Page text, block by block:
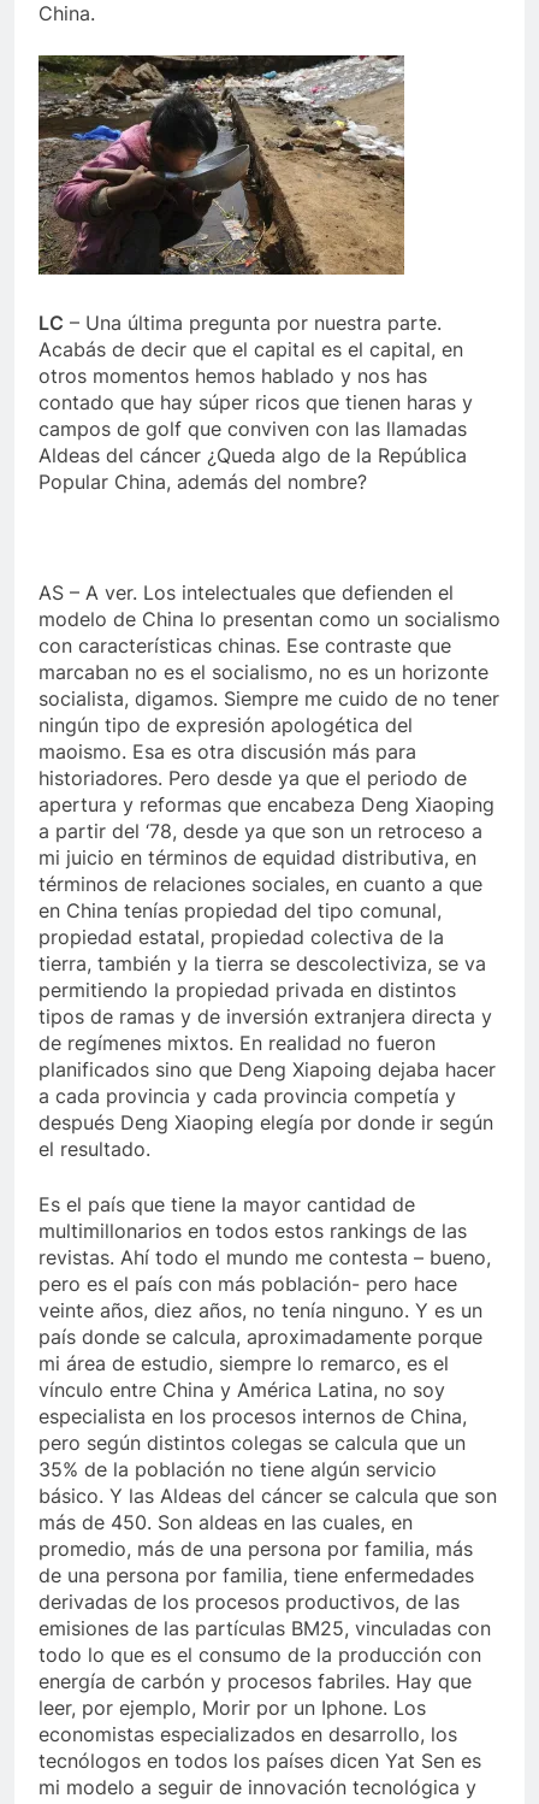
China.
LC – Una última pregunta por nuestra parte.
Acabás de decir que el capital es el capital, en
otros momentos hemos hablado y nos has
contado que hay súper ricos que tienen haras y
campos de golf que conviven con las llamadas
Aldeas del cáncer ¿Queda algo de la República
Popular China, además del nombre?
AS – A ver. Los intelectuales que defienden el
modelo de China lo presentan como un socialismo
con características chinas. Ese contraste que
marcaban no es el socialismo, no es un horizonte
socialista, digamos. Siempre me cuido de no tener
ningún tipo de expresión apologética del
maoismo. Esa es otra discusión más para
historiadores. Pero desde ya que el periodo de
apertura y reformas que encabeza Deng Xiaoping
a partir del ‘78, desde ya que son un retroceso a
mi juicio en términos de equidad distributiva, en
términos de relaciones sociales, en cuanto a que
en China tenías propiedad del tipo comunal,
propiedad estatal, propiedad colectiva de la
tierra, también y la tierra se descolectiviza, se va
permitiendo la propiedad privada en distintos
tipos de ramas y de inversión extranjera directa y
de regímenes mixtos. En realidad no fueron
planificados sino que Deng Xiapoing dejaba hacer
a cada provincia y cada provincia competía y
después Deng Xiaoping elegía por donde ir según
el resultado.
Es el país que tiene la mayor cantidad de
multimillonarios en todos estos rankings de las
revistas. Ahí todo el mundo me contesta – bueno,
pero es el país con más población- pero hace
veinte años, diez años, no tenía ninguno. Y es un
país donde se calcula, aproximadamente porque
mi área de estudio, siempre lo remarco, es el
vínculo entre China y América Latina, no soy
especialista en los procesos internos de China,
pero según distintos colegas se calcula que un
35% de la población no tiene algún servicio
básico. Y las Aldeas del cáncer se calcula que son
más de 450. Son aldeas en las cuales, en
promedio, más de una persona por familia, más
de una persona por familia, tiene enfermedades
derivadas de los procesos productivos, de las
emisiones de las partículas BM25, vinculadas con
todo lo que es el consumo de la producción con
energía de carbón y procesos fabriles. Hay que
leer, por ejemplo, Morir por un Iphone. Los
economistas especializados en desarrollo, los
tecnólogos en todos los países dicen Yat Sen es
mi modelo a seguir de innovación tecnológica y